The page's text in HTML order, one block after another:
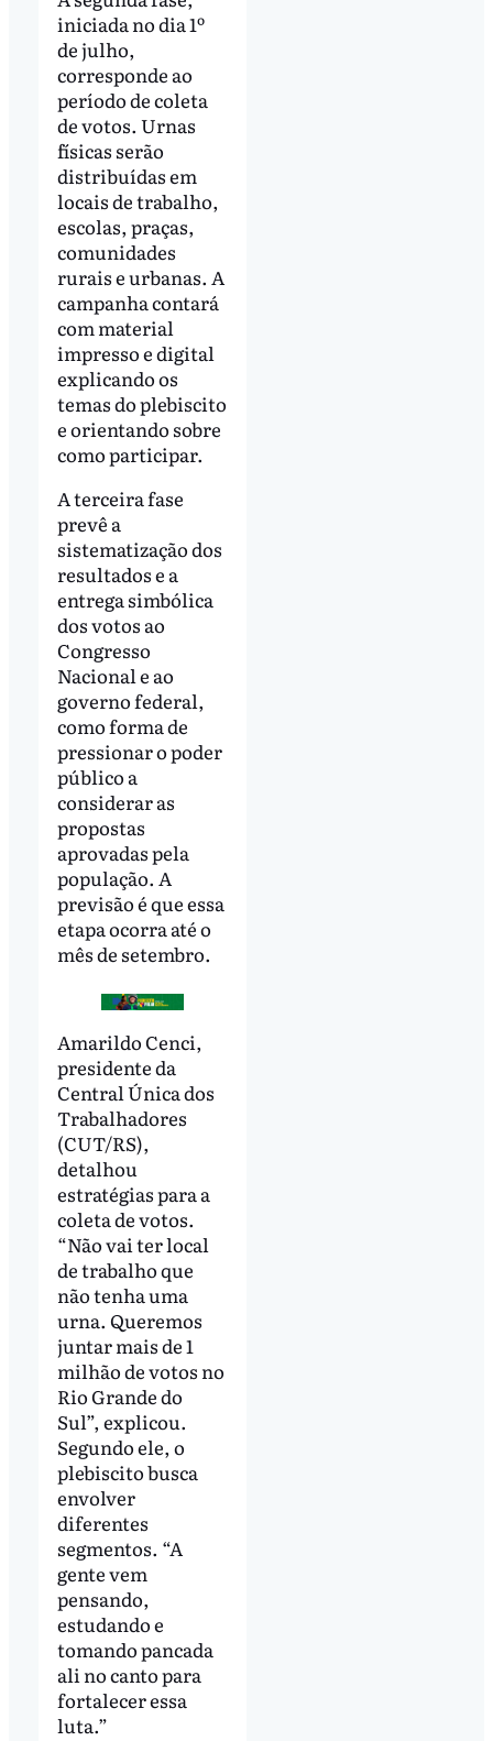
iniciada no dia 1º
de julho,
corresponde ao
período de coleta
de votos. Urnas
físicas serão
distribuídas em
locais de trabalho,
escolas, praças,
comunidades
rurais e urbanas. A
campanha contará
com material
impresso e digital
explicando os
temas do plebiscito
e orientando sobre
como participar.
A terceira fase
prevê a
sistematização dos
resultados e a
entrega simbólica
dos votos ao
Congresso
Nacional e ao
governo federal,
como forma de
pressionar o poder
público a
considerar as
propostas
aprovadas pela
população. A
previsão é que essa
etapa ocorra até o
mês de setembro.
Amarildo Cenci,
presidente da
Central Única dos
Trabalhadores
(CUT/RS),
detalhou
estratégias para a
coleta de votos.
“Não vai ter local
de trabalho que
não tenha uma
urna. Queremos
juntar mais de 1
milhão de votos no
Rio Grande do
Sul”, explicou.
Segundo ele, o
plebiscito busca
envolver
diferentes
segmentos. “A
gente vem
pensando,
estudando e
tomando pancada
ali no canto para
fortalecer essa
luta.”